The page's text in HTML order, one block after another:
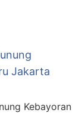
Jakarta
Kebayoran